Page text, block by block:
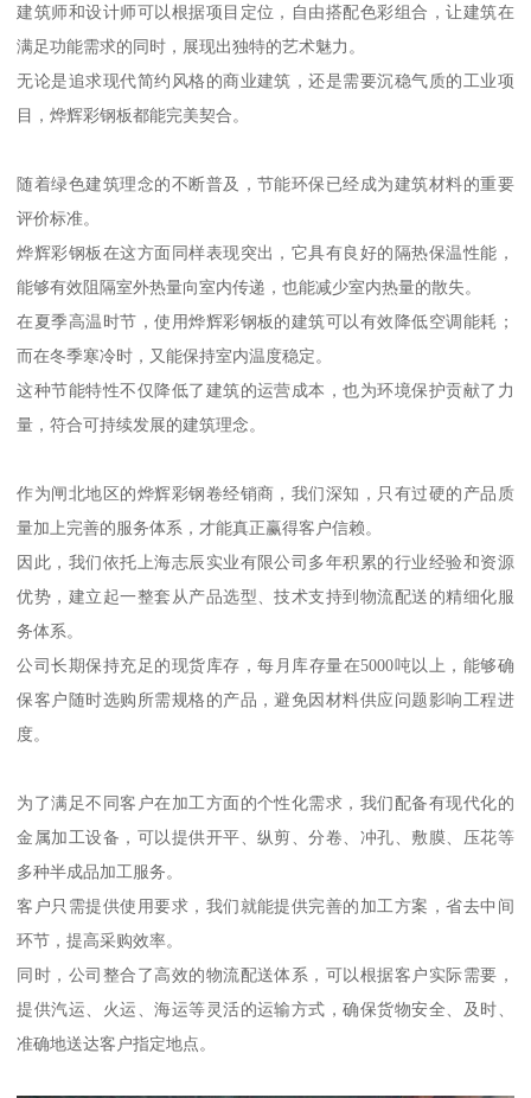
建筑师和设计师可以根据项目定位，自由搭配色彩组合，让建筑在
满足功能需求的同时，展现出独特的艺术魅力。
无论是追求现代简约风格的商业建筑，还是需要沉稳气质的工业项
目，烨辉彩钢板都能完美契合。
随着绿色建筑理念的不断普及，节能环保已经成为建筑材料的重要
评价标准。
烨辉彩钢板在这方面同样表现突出，它具有良好的隔热保温性能，
能够有效阻隔室外热量向室内传递，也能减少室内热量的散失。
在夏季高温时节，使用烨辉彩钢板的建筑可以有效降低空调能耗；
而在冬季寒冷时，又能保持室内温度稳定。
这种节能特性不仅降低了建筑的运营成本，也为环境保护贡献了力
量，符合可持续发展的建筑理念。
作为闸北地区的烨辉彩钢卷经销商，我们深知，只有过硬的产品质
量加上完善的服务体系，才能真正赢得客户信赖。
因此，我们依托上海志辰实业有限公司多年积累的行业经验和资源
优势，建立起一整套从产品选型、技术支持到物流配送的精细化服
务体系。
公司长期保持充足的现货库存，每月库存量在5000吨以上，能够确
保客户随时选购所需规格的产品，避免因材料供应问题影响工程进
度。
为了满足不同客户在加工方面的个性化需求，我们配备有现代化的
金属加工设备，可以提供开平、纵剪、分卷、冲孔、敷膜、压花等
多种半成品加工服务。
客户只需提供使用要求，我们就能提供完善的加工方案，省去中间
环节，提高采购效率。
同时，公司整合了高效的物流配送体系，可以根据客户实际需要，
提供汽运、火运、海运等灵活的运输方式，确保货物安全、及时、
准确地送达客户指定地点。